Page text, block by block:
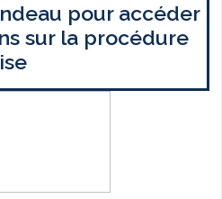
pour accéder
sur la procédure